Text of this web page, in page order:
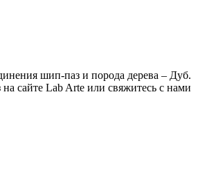
шип-паз и порода дерева – Дуб.
сайте Lab Arte или свяжитесь с нами